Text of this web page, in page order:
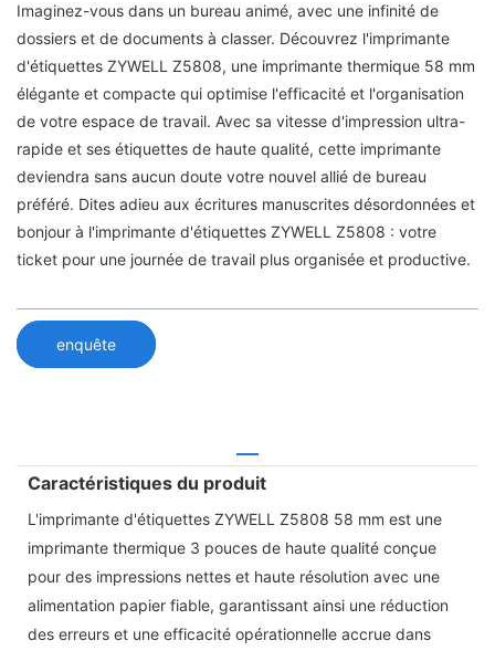
Imaginez-vous dans un bureau animé, avec une infinité de
dossiers et de documents à classer. Découvrez l'imprimante
d'étiquettes ZYWELL Z5808, une imprimante thermique 58 mm
élégante et compacte qui optimise l'efficacité et l'organisation
de votre espace de travail. Avec sa vitesse d'impression ultra-
rapide et ses étiquettes de haute qualité, cette imprimante
deviendra sans aucun doute votre nouvel allié de bureau
préféré. Dites adieu aux écritures manuscrites désordonnées et
bonjour à l'imprimante d'étiquettes ZYWELL Z5808 : votre
ticket pour une journée de travail plus organisée et productive.
enquête
Caractéristiques du produit
L'imprimante d'étiquettes ZYWELL Z5808 58 mm est une
imprimante thermique 3 pouces de haute qualité conçue
pour des impressions nettes et haute résolution avec une
alimentation papier fiable, garantissant ainsi une réduction
des erreurs et une efficacité opérationnelle accrue dans